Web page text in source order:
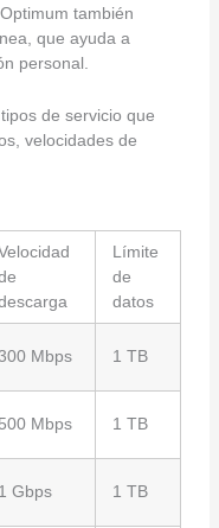
también
que ayuda a
personal.
de servicio que
velocidades de
Límite
de
datos
Mbps 1 TB
500 Mbps 1 TB
1 Gbps 1 TB